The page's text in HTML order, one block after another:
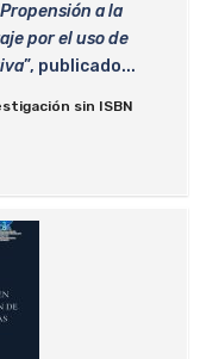
Propensión a la
por el uso de
”, publicado...
sin ISBN